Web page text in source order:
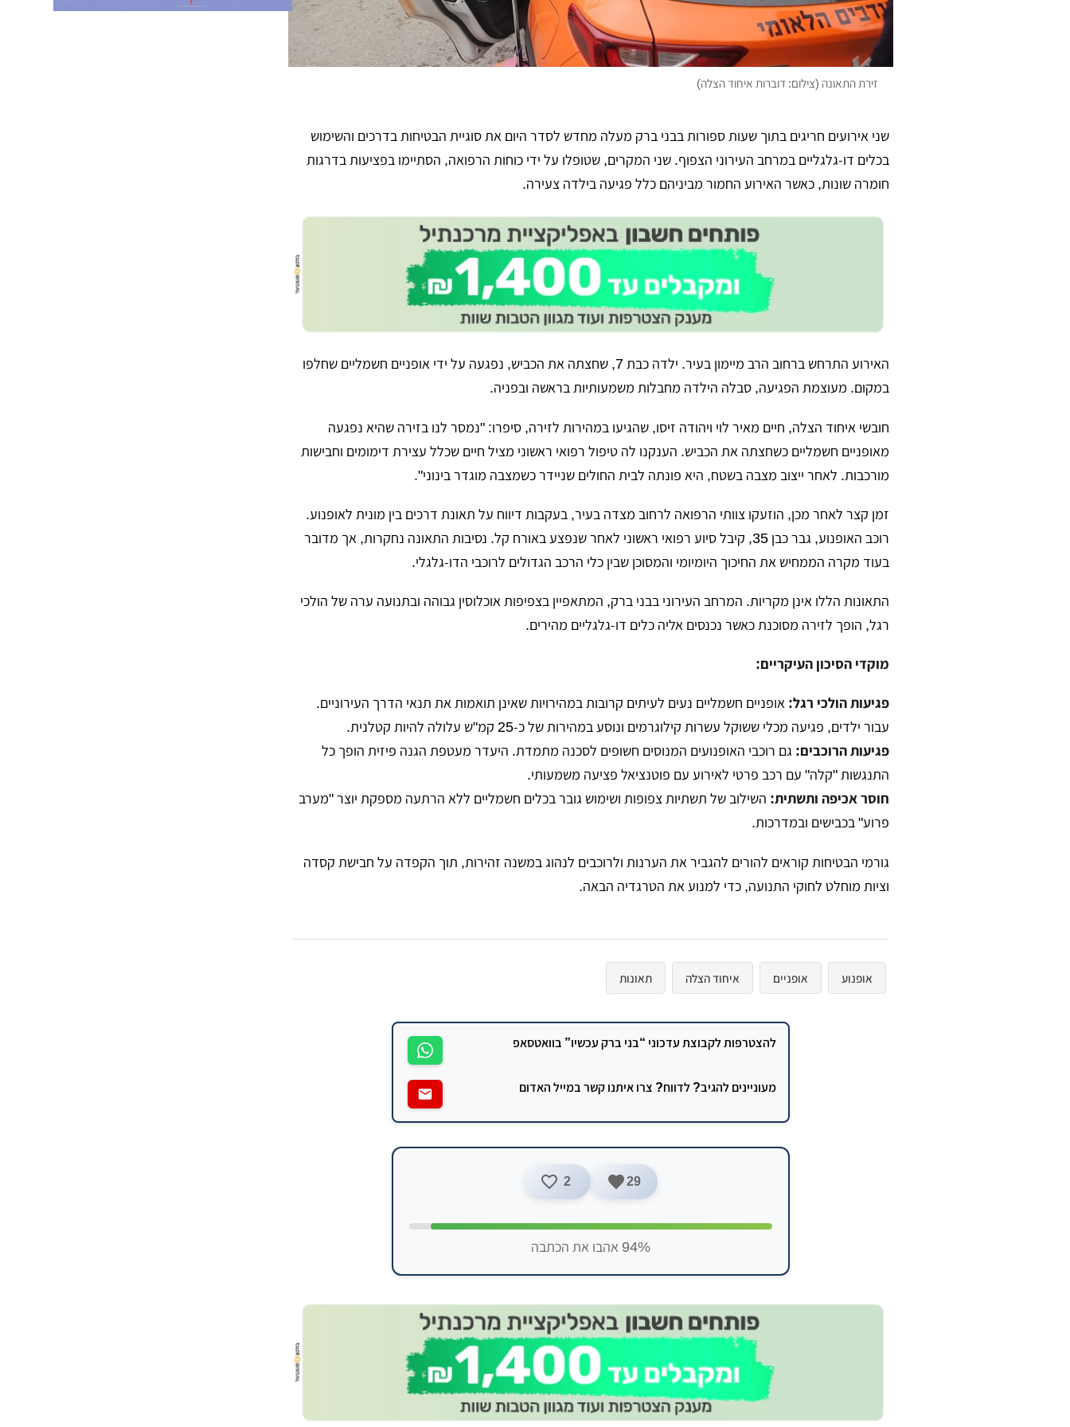
זירת התאונה (צילום: דוברות איחוד הצלה)
שני אירועים חריגים בתוך שעות ספורות בבני ברק מעלה מחדש לסדר היום את סוגיית הבטיחות בדרכים והשימוש
בכלים דו-גלגליים במרחב העירוני הצפוף. שני המקרים, שטופלו על ידי כוחות הרפואה, הסתיימו בפציעות בדרגות
חומרה שונות, כאשר האירוע החמור מביניהם כלל פגיעה בילדה צעירה.
האירוע התרחש ברחוב הרב מיימון בעיר. ילדה כבת 7, שחצתה את הכביש, נפגעה על ידי אופניים חשמליים שחלפו
במקום. מעוצמת הפגיעה, סבלה הילדה מחבלות משמעותיות בראשה ובפניה.
חובשי איחוד הצלה, חיים מאיר לוי ויהודה זיסו, שהגיעו במהירות לזירה, סיפרו: "נמסר לנו בזירה שהיא נפגעה
מאופניים חשמליים כשחצתה את הכביש. הענקנו לה טיפול רפואי ראשוני מציל חיים שכלל עצירת דימומים וחבישות
מורכבות. לאחר ייצוב מצבה בשטח, היא פונתה לבית החולים שניידר כשמצבה מוגדר בינוני".
זמן קצר לאחר מכן, הוזעקו צוותי הרפואה לרחוב מצדה בעיר, בעקבות דיווח על תאונת דרכים בין מונית לאופנוע.
רוכב האופנוע, גבר כבן 35, קיבל סיוע רפואי ראשוני לאחר שנפצע באורח קל. נסיבות התאונה נחקרות, אך מדובר
בעוד מקרה הממחיש את החיכוך היומיומי והמסוכן שבין כלי הרכב הגדולים לרוכבי הדו-גלגלי.
התאונות הללו אינן מקריות. המרחב העירוני בבני ברק, המתאפיין בצפיפות אוכלוסין גבוהה ובתנועה ערה של הולכי
רגל, הופך לזירה מסוכנת כאשר נכנסים אליה כלים דו-גלגליים מהירים.
מוקדי הסיכון העיקריים:
פגיעות הולכי רגל: אופניים חשמליים נעים לעיתים קרובות במהירויות שאינן תואמות את תנאי הדרך העירוניים.
עבור ילדים, פגיעה מכלי ששוקל עשרות קילוגרמים ונוסע במהירות של כ-25 קמ"ש עלולה להיות קטלנית.
פגיעות הרוכבים: גם רוכבי האופנועים המנוסים חשופים לסכנה מתמדת. היעדר מעטפת הגנה פיזית הופך כל
התנגשות "קלה" עם רכב פרטי לאירוע עם פוטנציאל פציעה משמעותי.
חוסר אכיפה ותשתית: השילוב של תשתיות צפופות ושימוש גובר בכלים חשמליים ללא הרתעה מספקת יוצר "מערב
פרוע" בכבישים ובמדרכות.
גורמי הבטיחות קוראים להורים להגביר את הערנות ולרוכבים לנהוג במשנה זהירות, תוך הקפדה על חבישת קסדה
וציות מוחלט לחוקי התנועה, כדי למנוע את הטרגדיה הבאה.
אופנוע אופניים איחוד הצלה תאונות
להצטרפות לקבוצת עדכוני “בני ברק עכשיו” בוואטסאפ
מעוניינים להגיב? לדווח? צרו איתנו קשר במייל האדום
29
2
94% אהבו את הכתבה